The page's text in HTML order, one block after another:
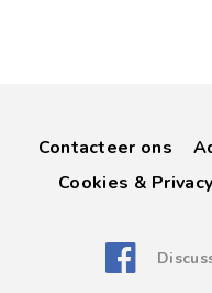
Contacteer ons
Cookies & Privacy